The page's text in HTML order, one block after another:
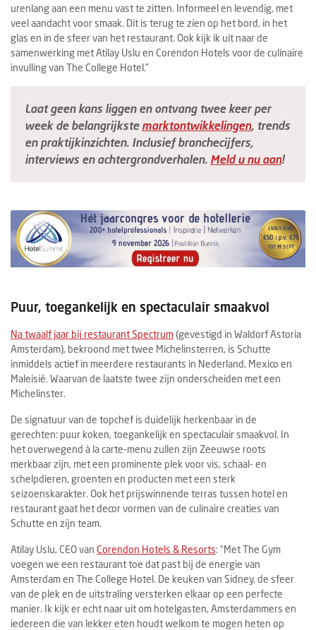
urenlang aan een menu vast te zitten. Informeel en levendig, met
veel aandacht voor smaak. Dit is terug te zien op het bord, in het
glas en in de sfeer van het restaurant. Ook kijk ik uit naar de
samenwerking met Atilay Uslu en Corendon Hotels voor de culinaire
invulling van The College Hotel.”
Laat geen kans liggen en ontvang twee keer per
week de belangrijkste marktontwikkelingen, trends
en praktijkinzichten. Inclusief branchecijfers,
interviews en achtergrondverhalen. Meld u nu aan!
Puur, toegankelijk en spectaculair smaakvol
Na twaalf jaar bij restaurant Spectrum(gevestigd in Waldorf Astoria
Amsterdam), bekroond met twee Michelinsterren, is Schutte
inmiddels actief in meerdere restaurants in Nederland, Mexico en
Maleisië. Waarvan de laatste twee zijn onderscheiden met een
Michelinster.
De signatuur van de topchef is duidelijk herkenbaar in de
gerechten: puur koken, toegankelijk en spectaculair smaakvol. In
het overwegend à la carte-menu zullen zijn Zeeuwse roots
merkbaar zijn, met een prominente plek voor vis, schaal- en
schelpdieren, groenten en producten met een sterk
seizoenskarakter. Ook het prijswinnende terras tussen hotel en
restaurant gaat het decor vormen van de culinaire creaties van
Schutte en zijn team.
Atilay Uslu, CEO van Corendon Hotels & Resorts: “Met The Gym
voegen we een restaurant toe dat past bij de energie van
Amsterdam en The College Hotel. De keuken van Sidney, de sfeer
van de plek en de uitstraling versterken elkaar op een perfecte
manier. Ik kijk er echt naar uit om hotelgasten, Amsterdammers en
iedereen die van lekker eten houdt welkom te mogen heten op